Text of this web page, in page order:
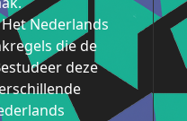
Nederlands
die de
deze